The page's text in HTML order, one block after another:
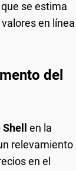
que se estima
en línea
del
Shell en la
relevamiento
en el